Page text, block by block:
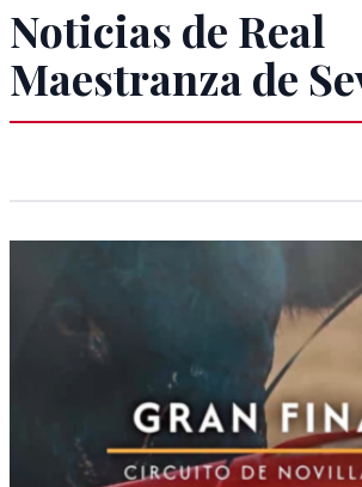
Noticias de Real
Maestranza de